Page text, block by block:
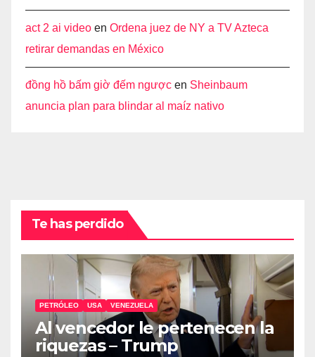
act 2 ai video en Ordena juez de NY a TV Azteca
retirar demandas en México
đồng hồ bấm giờ đếm ngược en Sheinbaum
anuncia plan para blindar al maíz nativo
Te has perdido
PETRÓLEO USA VENEZUELA
Al vencedor le pertenecen la
riquezas – Trump